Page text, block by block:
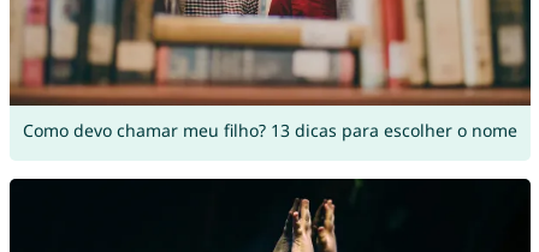
Como devo chamar meu filho? 13 dicas para escolher o nome